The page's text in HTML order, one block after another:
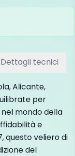
Dettagli tecnici
Alicante,
per
mondo della
e
questo veliero di
del